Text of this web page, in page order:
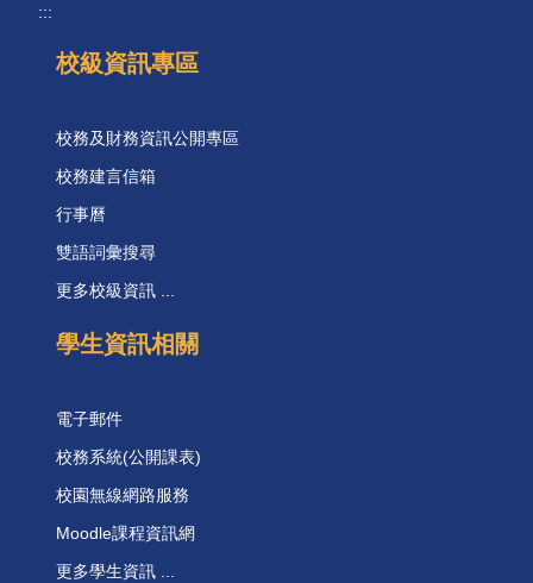
:::
校級資訊專區
校務及財務資訊公開專區
校務建言信箱
行事曆
雙語詞彙搜尋
更多校級資訊 ...
學生資訊相關
電子郵件
校務系統(公開課表)
校園無線網路服務
Moodle課程資訊網
更多學生資訊 ...